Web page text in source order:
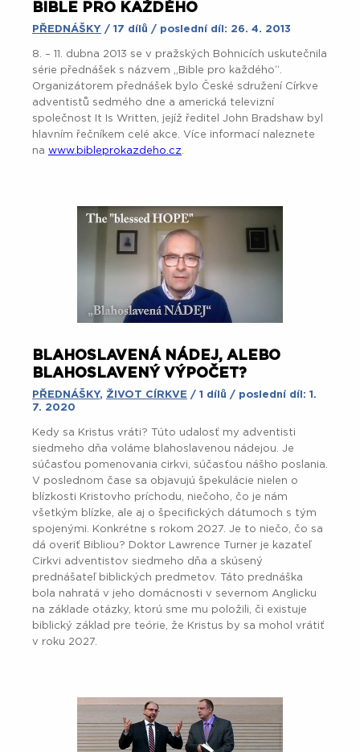
BIBLE PRO KAŽDÉHO
PŘEDNÁŠKY / 17 dílů / poslední díl: 26. 4. 2013
8. – 11. dubna 2013 se v pražských Bohnicích uskutečnila
série přednášek s názvem „Bible pro každého“.
Organizátorem přednášek bylo České sdružení Církve
adventistů sedmého dne a americká televizní
společnost It Is Written, jejíž ředitel John Bradshaw byl
hlavním řečníkem celé akce. Více informací naleznete
na www.bibleprokazdeho.cz.
BLAHOSLAVENÁ NÁDEJ, ALEBO
BLAHOSLAVENÝ VÝPOČET?
PŘEDNÁŠKY, ŽIVOT CÍRKVE / 1 dílů / poslední díl: 1.
7. 2020
Kedy sa Kristus vráti? Túto udalosť my adventisti
siedmeho dňa voláme blahoslavenou nádejou. Je
súčasťou pomenovania cirkvi, súčasťou nášho poslania.
V poslednom čase sa objavujú špekulácie nielen o
blízkosti Kristovho príchodu, niečoho, čo je nám
všetkým blízke, ale aj o špecifických dátumoch s tým
spojenými. Konkrétne s rokom 2027. Je to niečo, čo sa
dá overiť Bibliou? Doktor Lawrence Turner je kazateľ
Cirkvi adventistov siedmeho dňa a skúsený
prednášateľ biblických predmetov. Táto prednáška
bola nahratá v jeho domácnosti v severnom Anglicku
na základe otázky, ktorú sme mu položili, či existuje
biblický základ pre teórie, že Kristus by sa mohol vrátiť
v roku 2027.